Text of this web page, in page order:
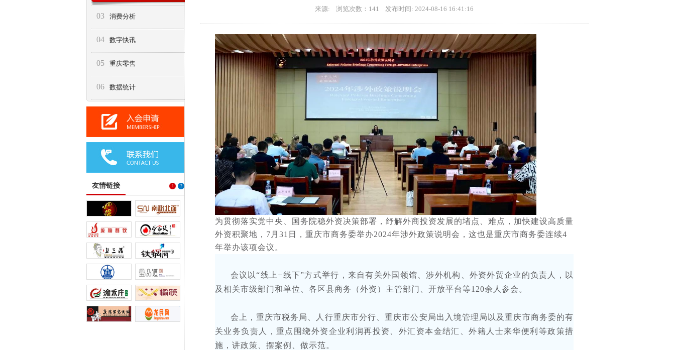
03 消费分析
04 数字快讯
05 重庆零售
06 数据统计
友情链接 1 2
来源: 浏览次数： 141 发布时间: 2024-08-16 16:41:16
为贯彻落实党中央、国务院稳外资决策部署，纾解外商投资发展的堵点、难点，加快建设高质量
外资积聚地，7月31日，重庆市商务委举办2024年涉外政策说明会，这也是重庆市商务委连续4
年举办该项会议。
会议以“线上+线下”方式举行，来自有关外国领馆、涉外机构、外资外贸企业的负责人，以
及相关市级部门和单位、各区县商务（外资）主管部门、开放平台等120余人参会。
会上，重庆市税务局、人行重庆市分行、重庆市公安局出入境管理局以及重庆市商务委的有
关业务负责人，重点围绕外资企业利润再投资、外汇资本金结汇、外籍人士来华便利等政策措
施，讲政策、摆案例、做示范。